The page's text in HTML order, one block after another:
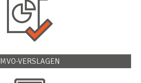
MVO-VERSLAGEN